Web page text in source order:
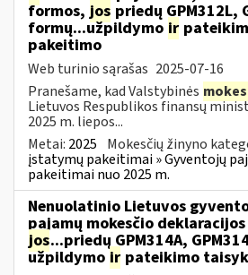
formos, jos priedų GPM312L,
formų...užpildymo ir
pakeitimo
Web turinio sąrašas 2025-07-16
Pranešame, kad Valstybinės
Lietuvos Respublikos finansų
2025 m. liepos...
Metai: 2025 Mokesčių žinyno
įstatymų pakeitimai » Gyventojų
pakeitimai nuo 2025 m.
Nenuolatinio Lietuvos
pajamų mokesčio
jos...priedų GPM314A,
užpildymo ir pateikimo